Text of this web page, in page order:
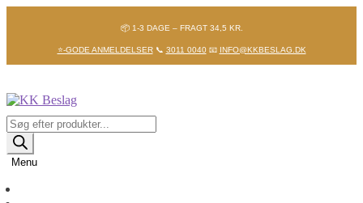
📦 1-3 DAGE – FRAGT 34,5 KR.
⭐-GODE ANMELDELSER📞 3011 0040📧 INFO@KKBESLAG.DK
Spring
til
navigation
Spring
til
indhold
Products
search
Menu